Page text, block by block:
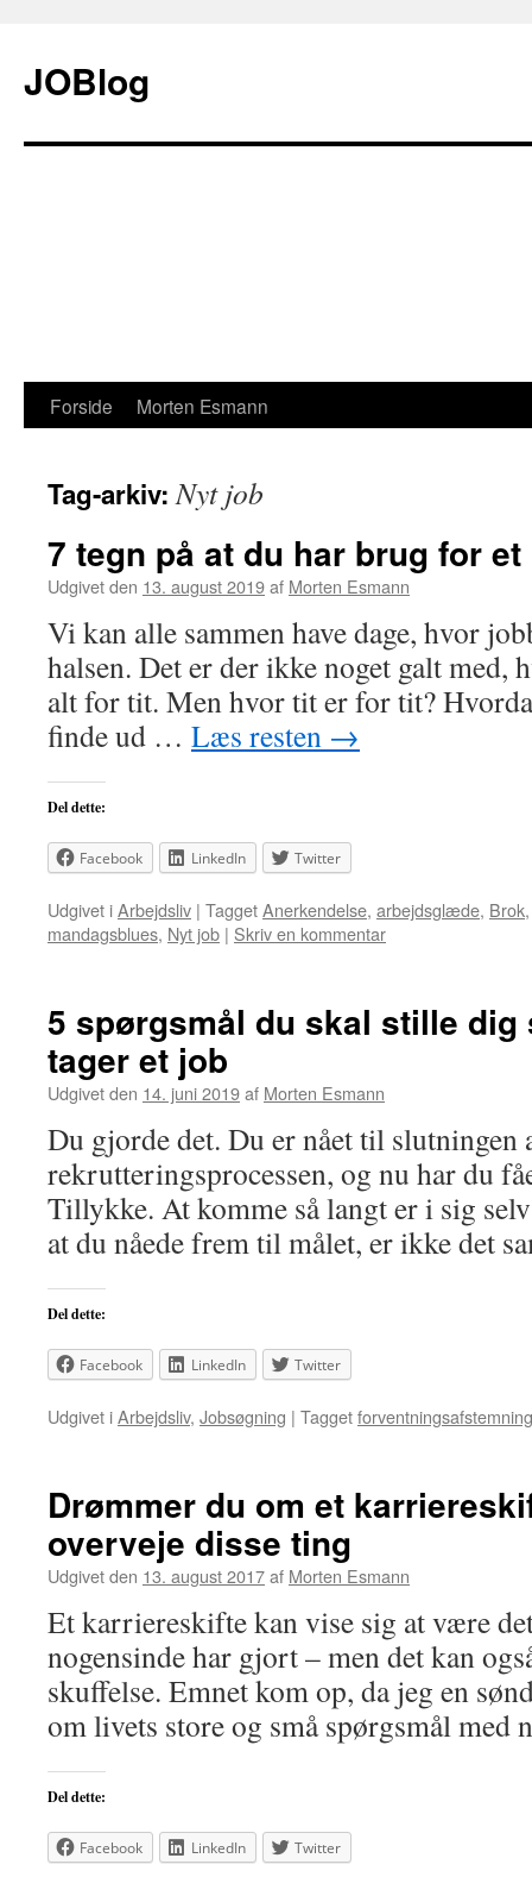
JOBlog
Hop
indhold
Forside Morten Esmann
Tag-arkiv:Nyt job
7 tegn på at du har brug for
Udgivet den 13. august 2019af Morten Esmann
Vi kan alle sammen have dage, hvor
halsen. Det er der ikke noget galt med,
alt for tit. Men hvor tit er for tit?
finde ud … Læs resten →
Del dette:
Facebook LinkedIn Twitter
Udgivet iArbejdsliv | TaggetAnerkendelse, arbejdsglæde, Brok
mandagsblues, Nyt job | Skriv en kommentar
5 spørgsmål du skal stille dig
tager et job
Udgivet den 14. juni 2019af Morten Esmann
Du gjorde det. Du er nået til slutningen
rekrutteringsprocessen, og nu har du
Tillykke. At komme så langt er i sig
at du nåede frem til målet, er ikke det
Del dette:
Facebook LinkedIn Twitter
Udgivet iArbejdsliv, Jobsøgning | Taggetforventningsafstemning
Drømmer du om et
overveje disse ting
Udgivet den 13. august 2017af Morten Esmann
Et karriereskifte kan vise sig at være
nogensinde har gjort – men det kan
skuffelse. Emnet kom op, da jeg en
om livets store og små spørgsmål
Del dette:
Facebook LinkedIn Twitter